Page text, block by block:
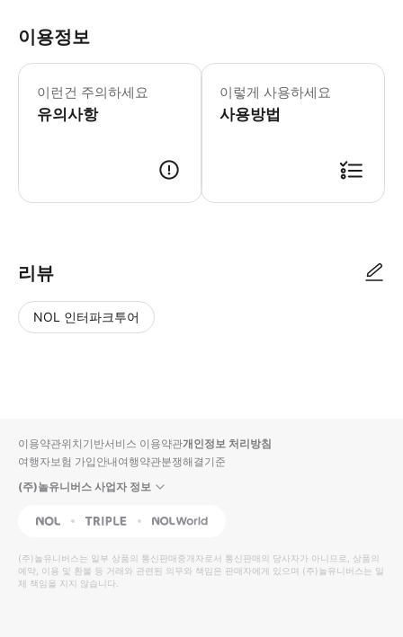
이용정보
이런건 주의하세요
유의사항
행사나 교회 예배로 인해 일부 명소를
이렇게 사용하세요
사용방법
리뷰
NOL 인터파크투어
입니
다.
높
은
순
동
영
상
순
상
이용약관위치기반서비스 이용약관개인정보 처리방침
여행자보험 가입안내여행약관분쟁해결기준
(주)놀유니버스 사업자 정보
NOL Triple Interpark Global
(주)놀유니버스는 일부 상품의 통신판매중개자로서 통신판매의 당사자가 아니므로, 상품의
예약, 이용 및 환불 등 거래와 관련된 의무와 책임은 판매자에게 있으며 (주)놀유니버스는 일
체 책임을 지지 않습니다.